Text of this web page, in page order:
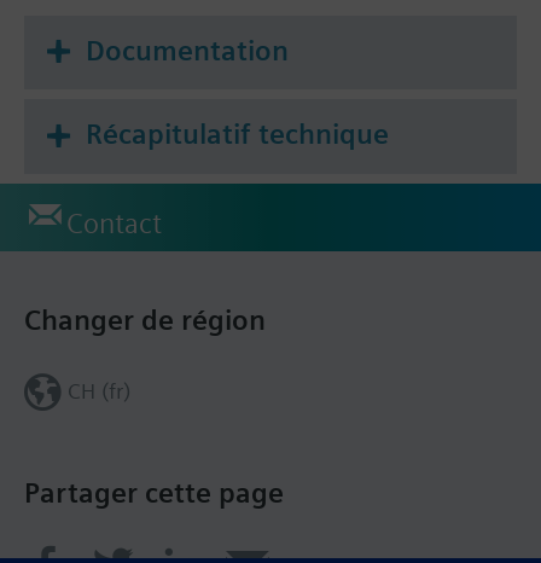
Documentation
Récapitulatif technique
Contact
Partager cette page
Changer de région
CH (fr)